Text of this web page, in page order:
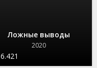
Ложные выводы
2020
6.421